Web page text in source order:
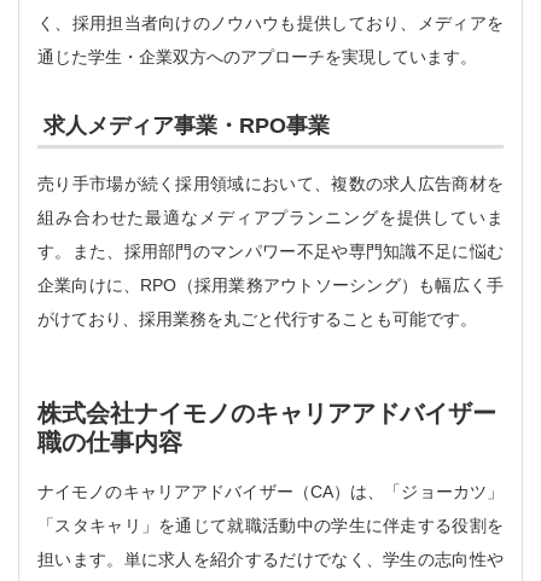
く、採用担当者向けのノウハウも提供しており、メディアを
通じた学生・企業双方へのアプローチを実現しています。
求人メディア事業・RPO事業
売り手市場が続く採用領域において、複数の求人広告商材を
組み合わせた最適なメディアプランニングを提供していま
す。また、採用部門のマンパワー不足や専門知識不足に悩む
企業向けに、RPO（採用業務アウトソーシング）も幅広く手
がけており、採用業務を丸ごと代行することも可能です。
株式会社ナイモノのキャリアアドバイザー
職の仕事内容
ナイモノのキャリアアドバイザー（CA）は、「ジョーカツ」
「スタキャリ」を通じて就職活動中の学生に伴走する役割を
担います。単に求人を紹介するだけでなく、学生の志向性や